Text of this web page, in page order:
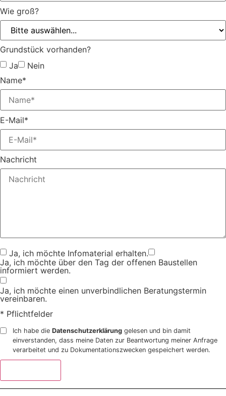
Wie groß?
Grundstück vorhanden?
Ja
Nein
Name*
E-Mail*
Nachricht
Ja, ich möchte Infomaterial erhalten.
Ja, ich möchte über den Tag der offenen Baustellen
informiert werden.
Ja, ich möchte einen unverbindlichen Beratungstermin
vereinbaren.
* Pflichtfelder
Ich habe die Datenschutzerklärung gelesen und bin damit
einverstanden, dass meine Daten zur Beantwortung meiner Anfrage
verarbeitet und zu Dokumentationszwecken gespeichert werden.